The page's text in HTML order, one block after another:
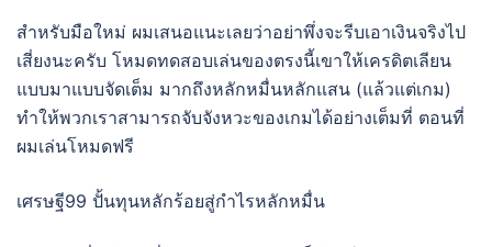
สำหรับมือใหม่ ผมเสนอแนะเลยว่าอย่าพึ่งจะรีบเอาเงินจริงไป
เสี่ยงนะครับ โหมดทดสอบเล่นของตรงนี้เขาให้เครดิตเลียน
แบบมาแบบจัดเต็ม มากถึงหลักหมื่นหลักแสน (แล้วแต่เกม)
ทำให้พวกเราสามารถจับจังหวะของเกมได้อย่างเต็มที่ ตอนที่
ผมเล่นโหมดฟรี
เศรษฐี99 ปั้นทุนหลักร้อยสู่กำไรหลักหมื่น